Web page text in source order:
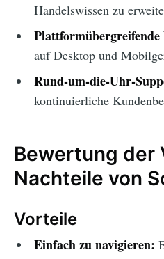
Handelswissen zu
Plattformübergreifende
auf Desktop und
Rund-um-die-Uhr-
kontinuierliche
Bewertung der
Nachteile von
Vorteile
Einfach zu navigieren: